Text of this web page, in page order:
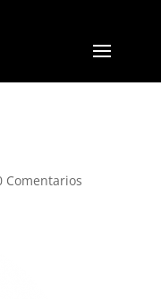
Comentarios